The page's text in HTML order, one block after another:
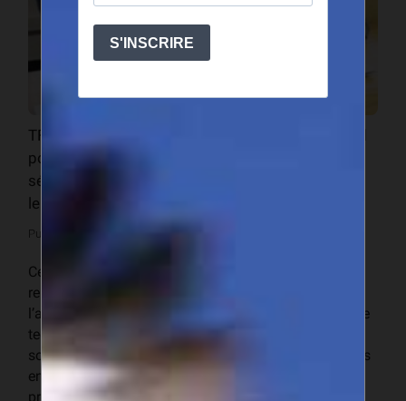
TFO Canada, la BID et l’Asepex ont signé un accord
pour renforcer les capacités des exportateurs
sénégalais en commerce international et accroître
leur accès aux marchés internationaux.
Publié le 31 janvier 2017
Cet accord tripartite scelle le « programme de
renforcement des capacités et d’accompagnement à
l’accès au marché canadien », qui offre une assistance
technique pendant une année aux organismes de
soutien au commerce ainsi qu’aux petites et moyennes
entreprises (sénégalaises cherchant à exporter leurs
produits au Canada et vers d’autres marchés